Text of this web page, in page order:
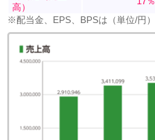
高）
※配当金、EPS、BPSは（単位/円）